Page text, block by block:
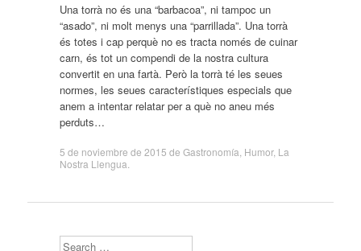
Una torrà no és una “barbacoa”, ni tampoc un
“asado”, ni molt menys una “parrillada”. Una torrà
és totes i cap perquè no es tracta només de cuinar
carn, és tot un compendi de la nostra cultura
convertit en una fartà. Però la torrà té les seues
normes, les seues característiques especials que
anem a intentar relatar per a què no aneu més
perduts…
5 de noviembre de 2015 de Gastronomía Humor, La
Nostra Llengua
Search